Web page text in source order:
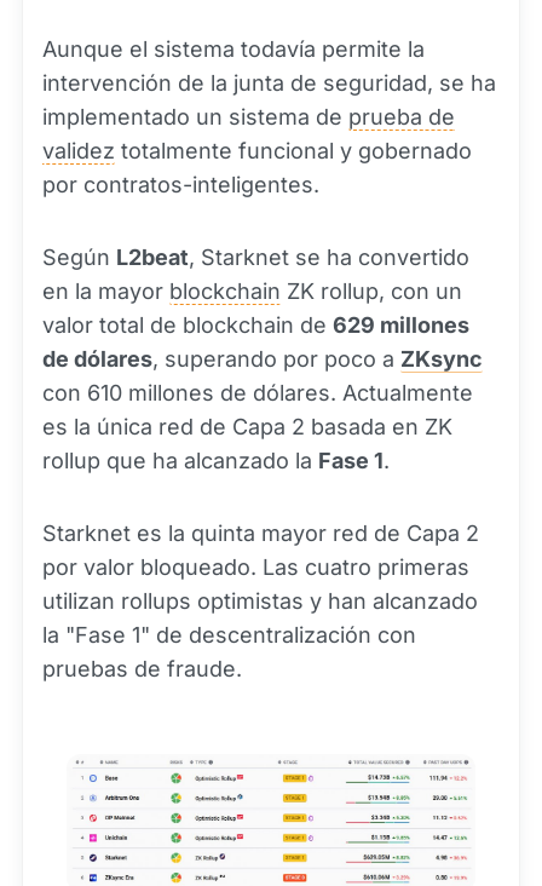
Aunque el sistema todavía permite la
intervención de la junta de seguridad, se ha
implementado un sistema de prueba de
validez totalmente funcional y gobernado
por contratos-inteligentes.
Según L2beat, Starknet se ha convertido
en la mayor blockchain ZK rollup, con un
valor total de blockchain de 629 millones
de dólares, superando por poco a ZKsync
con 610 millones de dólares. Actualmente
es la única red de Capa 2 basada en ZK
rollup que ha alcanzado la Fase 1.
Starknet es la quinta mayor red de Capa 2
por valor bloqueado. Las cuatro primeras
utilizan rollups optimistas y han alcanzado
la "Fase 1" de descentralización con
pruebas de fraude.